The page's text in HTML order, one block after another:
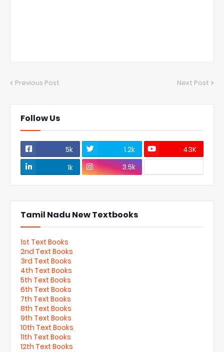
Previous Post Next Post
Follow Us
5k 1.2k
43K
1k
3.5k
Tamil Nadu New Textbooks
1st Text Books
2nd Text Books
3rd Text Books
4th Text Books
5th Text Books
6th Text Books
7th Text Books
8th Text Books
9th Text Books
10th Text Books
11th Text Books
12th Text Books